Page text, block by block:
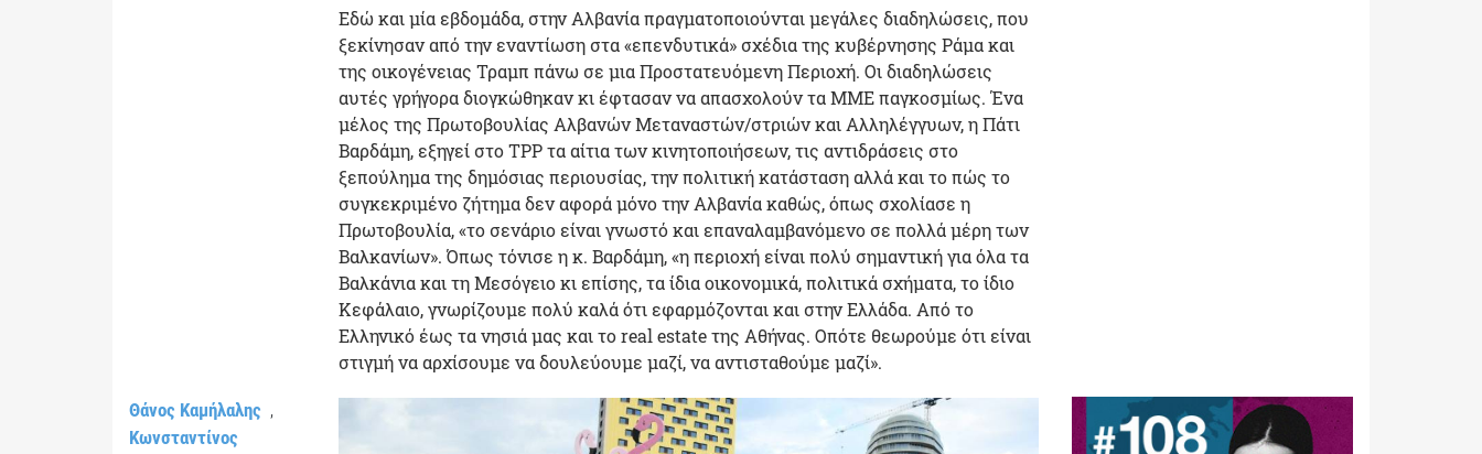
Θάνος Καμήλαλης ,
Κωνσταντίνος
Εδώ και μία εβδομάδα, στην Αλβανία πραγματοποιούνται μεγάλες διαδηλώσεις, που
ξεκίνησαν από την εναντίωση στα «επενδυτικά» σχέδια της κυβέρνησης Ράμα και
της οικογένειας Τραμπ πάνω σε μια Προστατευόμενη Περιοχή. Οι διαδηλώσεις
αυτές γρήγορα διογκώθηκαν κι έφτασαν να απασχολούν τα ΜΜΕ παγκοσμίως. Ένα
μέλος της Πρωτοβουλίας Αλβανών Μεταναστών/στριών και Αλληλέγγυων, η Πάτι
Βαρδάμη, εξηγεί στο TPP τα αίτια των κινητοποιήσεων, τις αντιδράσεις στο
ξεπούλημα της δημόσιας περιουσίας, την πολιτική κατάσταση αλλά και το πώς το
συγκεκριμένο ζήτημα δεν αφορά μόνο την Αλβανία καθώς, όπως σχολίασε η
Πρωτοβουλία, «το σενάριο είναι γνωστό και επαναλαμβανόμενο σε πολλά μέρη των
Βαλκανίων». Όπως τόνισε η κ. Βαρδάμη, «η περιοχή είναι πολύ σημαντική για όλα τα
Βαλκάνια και τη Μεσόγειο κι επίσης, τα ίδια οικονομικά, πολιτικά σχήματα, το ίδιο
Κεφάλαιο, γνωρίζουμε πολύ καλά ότι εφαρμόζονται και στην Ελλάδα. Από το
Ελληνικό έως τα νησιά μας και το real estate της Αθήνας. Οπότε θεωρούμε ότι είναι
στιγμή να αρχίσουμε να δουλεύουμε μαζί, να αντισταθούμε μαζί».